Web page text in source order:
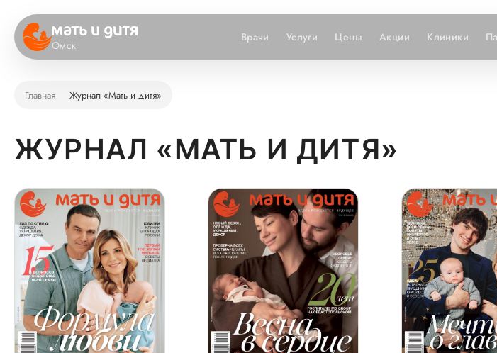
Омск
Врачи Услуги Цены Акции Клиники
Главная Журнал «Мать и дитя»
ЖУРНАЛ «МАТЬ И ДИТЯ»